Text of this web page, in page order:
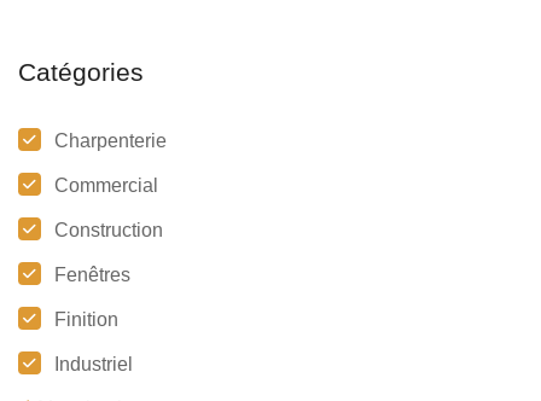
Catégories
Charpenterie
Commercial
Construction
Fenêtres
Finition
Industriel